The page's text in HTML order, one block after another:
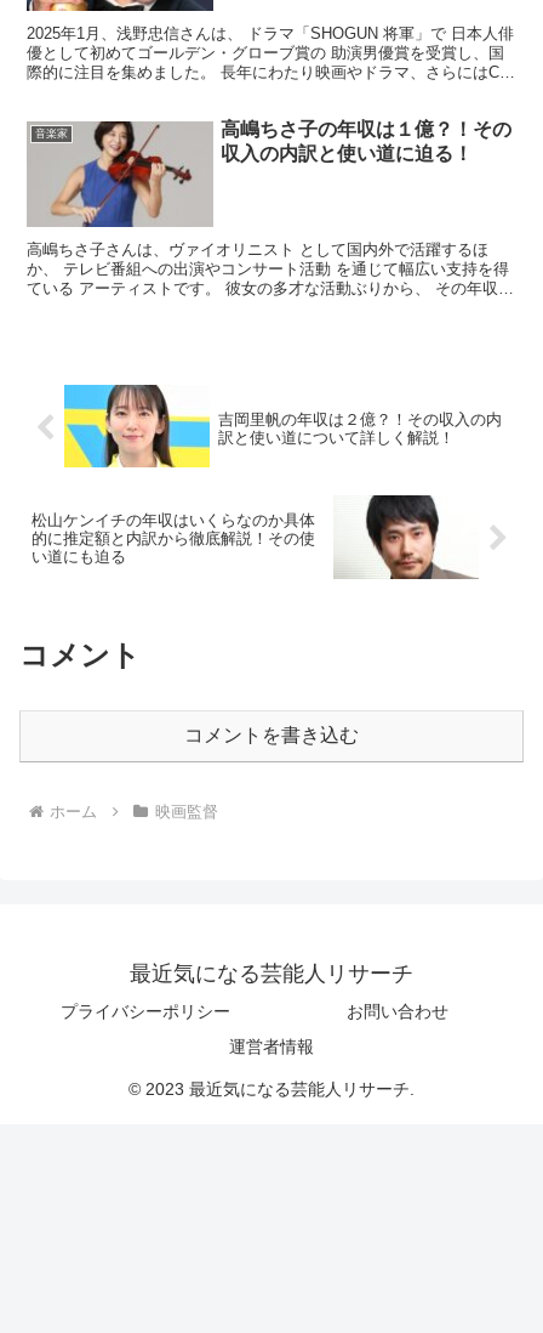
2025年1月、浅野忠信さんは、 ドラマ「SHOGUN 将軍」で 日本人俳
優として初めてゴールデン・グローブ賞の 助演男優賞を受賞し、国
際的に注目を集めました。 長年にわたり映画やドラマ、さらにはCM
音楽家
高嶋ちさ子の年収は１億？！その
収入の内訳と使い道に迫る！
高嶋ちさ子さんは、ヴァイオリニスト として国内外で活躍するほ
か、 テレビ番組への出演やコンサート活動 を通じて幅広い支持を得
ている アーティストです。 彼女の多才な活動ぶりから、 その年収に
吉岡里帆の年収は２億？！その収入の内
訳と使い道について詳しく解説！
松山ケンイチの年収はいくらなのか具体
的に推定額と内訳から徹底解説！その使
い道にも迫る
コメント
コメントを書き込む
ホーム 映画監督
最近気になる芸能人リサーチ
プライバシーポリシー
お問い合わせ
運営者情報
© 2023 最近気になる芸能人リサーチ.